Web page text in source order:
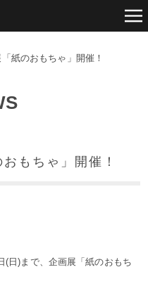
紙のおもちゃ」開催！
もちゃ」開催！
(日)まで、企画展「紙のおもち